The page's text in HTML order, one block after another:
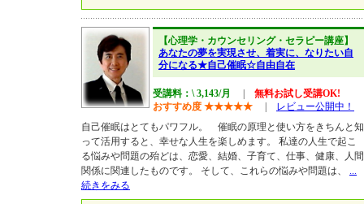
【心理学・カウンセリング・セラピー講座】
あなたの夢を実現させ、着実に、なりたい自
分になる★自己催眠☆自由自在
受講料：\ 3,143/月
無料お試し受講OK!
おすすめ度 ★★★★★
レビュー公開中！
自己催眠はとてもパワフル。 催眠の原理と使い方をきちんと知
って活用すると、幸せな人生を楽しめます。 私達の人生で起こ
る悩みや問題の殆どは、恋愛、結婚、子育て、仕事、健康、人間
関係に関連したものです。 そして、これらの悩みや問題は、 ...
続きをみる